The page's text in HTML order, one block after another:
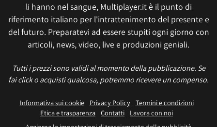
li hanno nel sangue, Multiplayer.it è il punto di
riferimento italiano per l'intrattenimento del presente e
del futuro. Preparatevi ad essere stupiti ogni giorno con
articoli, news, video, live e produzioni geniali.
Tutti i prezzi sono validi al momento della pubblicazione. Se
fai click o acquisti qualcosa, potremmo ricevere un compenso.
Informativa sui cookie Privacy Policy
Termini e condizioni
Etica e trasparenza Contatti
Lavora con noi